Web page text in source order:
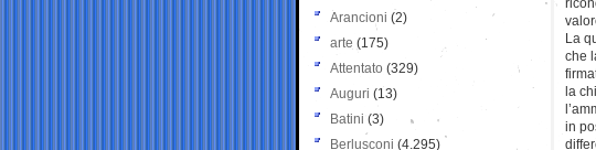
La
che
la
in
Arancioni (2)
arte (175)
Attentato (329)
Auguri (13)
Batini (3)
Berlusconi (4.295)